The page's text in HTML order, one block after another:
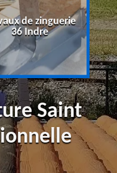
de zinguerie
36 Indre
Saint